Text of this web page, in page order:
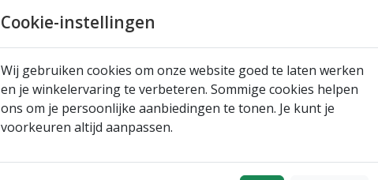
Cookie-instellingen
Wij gebruiken cookies om onze website goed te laten werken
en je winkelervaring te verbeteren. Sommige cookies helpen
ons om je persoonlijke aanbiedingen te tonen. Je kunt je
voorkeuren altijd aanpassen.
Garrett turbo: 894018-0002
, waardoor u verzekerd bent van
werking.
Optimaliseer de prestaties van uw motor met de
turbo. Bestel vandaag nog en ervaar direct de